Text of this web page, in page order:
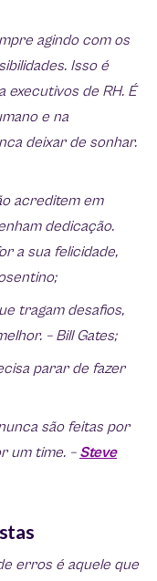
agindo com os
Isso é
executivos de RH. É
e na
deixar de sonhar.
acreditem em
dedicação.
a sua felicidade,
tragam desafios,
– Bill Gates;
parar de fazer
são feitas por
um time. – Steve
erros é aquele que